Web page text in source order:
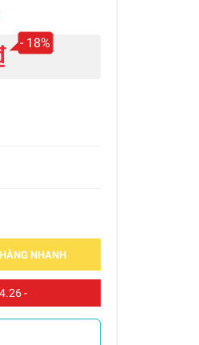
- 18%
NHANH
-